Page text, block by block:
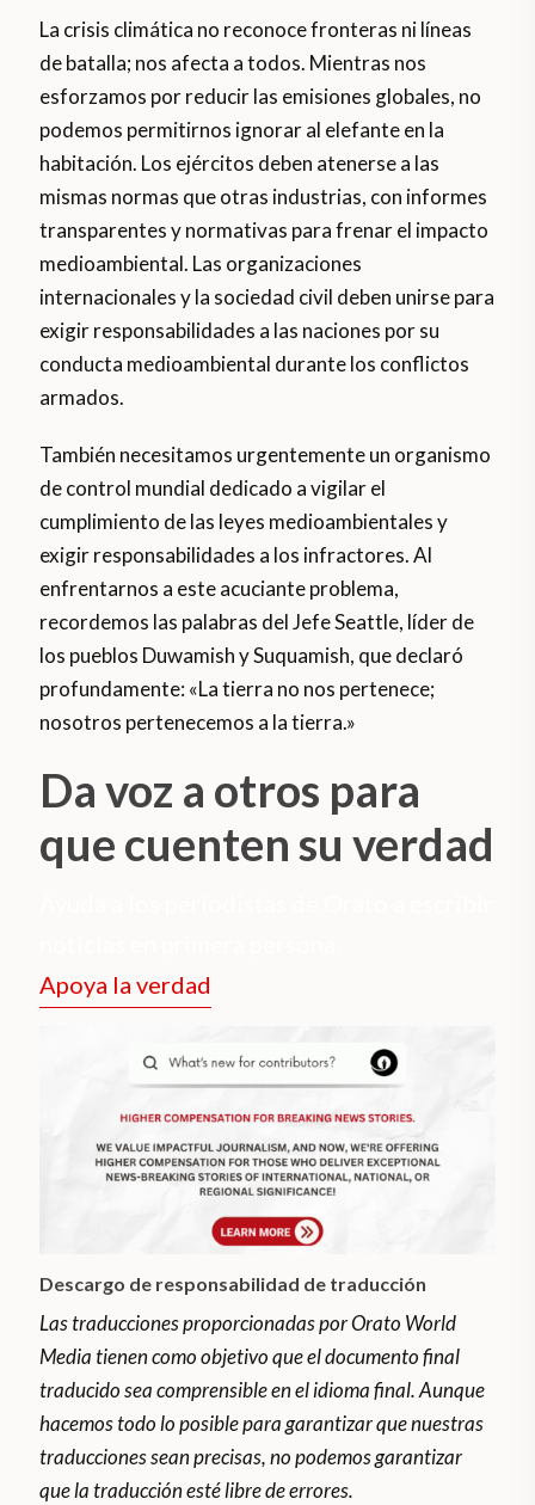
La crisis climática no reconoce fronteras ni líneas
de batalla; nos afecta a todos. Mientras nos
esforzamos por reducir las emisiones globales, no
podemos permitirnos ignorar al elefante en la
habitación. Los ejércitos deben atenerse a las
mismas normas que otras industrias, con informes
transparentes y normativas para frenar el impacto
medioambiental. Las organizaciones
internacionales y la sociedad civil deben unirse para
exigir responsabilidades a las naciones por su
conducta medioambiental durante los conflictos
armados.
También necesitamos urgentemente un organismo
de control mundial dedicado a vigilar el
cumplimiento de las leyes medioambientales y
exigir responsabilidades a los infractores. Al
enfrentarnos a este acuciante problema,
recordemos las palabras del Jefe Seattle, líder de
los pueblos Duwamish y Suquamish, que declaró
profundamente: «La tierra no nos pertenece;
nosotros pertenecemos a la tierra.»
Da voz a otros para
que cuenten su verdad
Apoya la verdad
Descargo de responsabilidad de traducción
Las traducciones proporcionadas por Orato World
Media tienen como objetivo que el documento final
traducido sea comprensible en el idioma final. Aunque
hacemos todo lo posible para garantizar que nuestras
traducciones sean precisas, no podemos garantizar
que la traducción esté libre de errores.